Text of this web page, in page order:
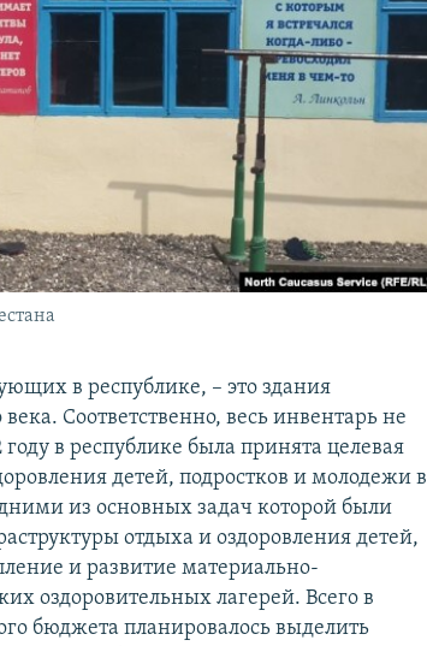
в республике, – это здания
Соответственно, весь инвентарь не
в республике была принята целевая
детей, подростков и молодежи в
из основных задач которой были
отдыха и оздоровления детей,
и развитие материально-
оздоровительных лагерей. Всего в
бюджета планировалось выделить